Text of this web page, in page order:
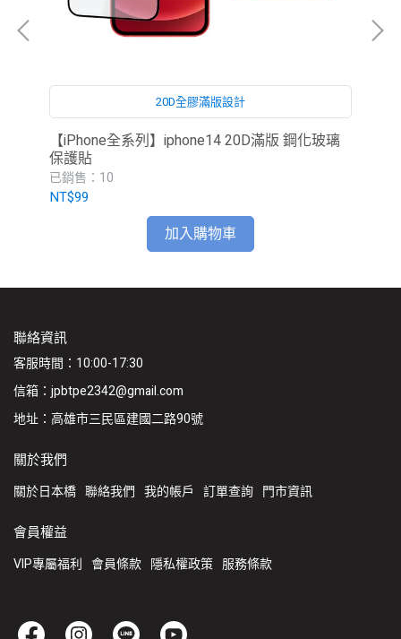
20D全膠滿版設計
【iPhone全系列】iphone14 20D滿版 鋼化玻璃
保護貼
已銷售：10
NT$99
加入購物車
聯絡資訊
客服時間：10:00-17:30
信箱：jpbtpe2342@gmail.com
地址：高雄市三民區建國二路90號
關於我們
關於日本橋 聯絡我們 我的帳戶 訂單查詢 門市資訊
會員權益
VIP專屬福利 會員條款 隱私權政策 服務條款